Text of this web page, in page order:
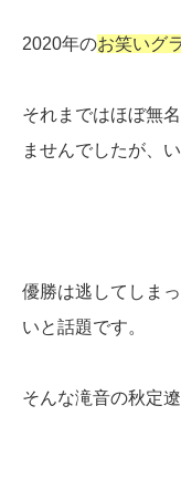
2020年のお笑いグ
それまではほぼ無
ませんでしたが、
優勝は逃してしま
いと話題です。
そんな滝音の秋定遼